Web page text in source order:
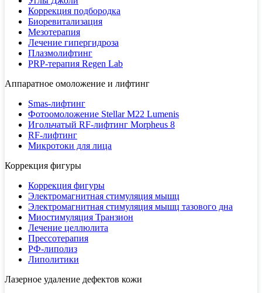
Коррекция подбородка
Биоревитализация
Мезотерапия
Лечение гипергидроза
Плазмолифтинг
PRP-терапия Regen Lab
Аппаратное омоложение и лифтинг
Smas-лифтинг
Фотоомоложение Stellar M22 Lumenis
Игольчатый RF-лифтинг Morpheus 8
RF-лифтинг
Микротоки для лица
Коррекция фигуры
Коррекция фигуры
Электромагнитная стимуляция мышц
Электромагнитная стимуляция мышц тазового дна
Миостимуляция Транзион
Лечение целлюлита
Прессотерапия
РФ-липолиз
Липолитики
Лазерное удаление дефектов кожи